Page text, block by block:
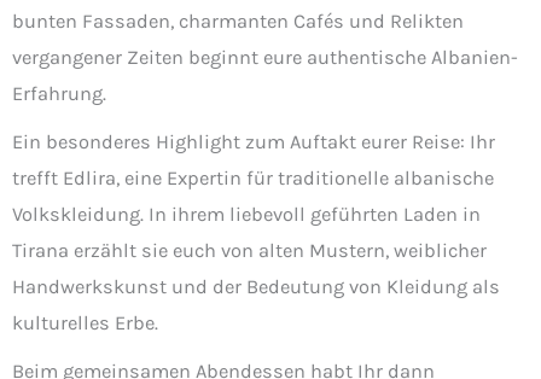
bunten Fassaden, charmanten Cafés und Relikten
vergangener Zeiten beginnt eure authentische Albanien-
Erfahrung.
Ein besonderes Highlight zum Auftakt eurer Reise: Ihr
trefft Edlira, eine Expertin für traditionelle albanische
Volkskleidung. In ihrem liebevoll geführten Laden in
Tirana erzählt sie euch von alten Mustern, weiblicher
Handwerkskunst und der Bedeutung von Kleidung als
kulturelles Erbe.
Beim gemeinsamen Abendessen habt Ihr dann